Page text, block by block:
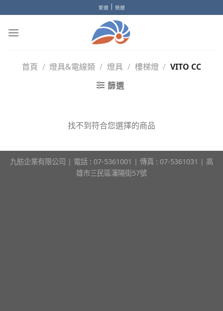
to
content
繁體 | 簡體
首頁 / 燈具&電線類 / 燈具 / 樓梯燈 / VITO CC
篩選
找不到符合您選擇的商品
九舫企業有限公司 | 電話 : 07-5361001 | 傳真 : 07-5361031 | 高
雄市三民區瀋陽街57號